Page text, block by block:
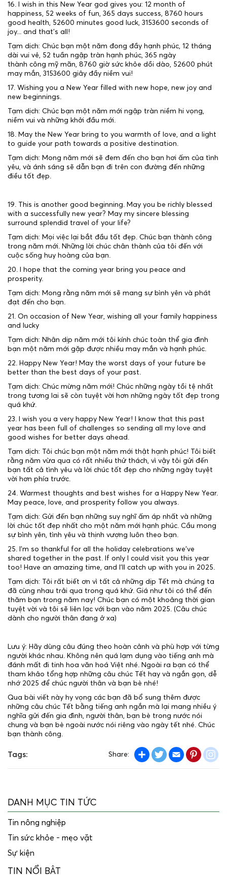
16. I wish in this New Year god gives you: 12 month of
happiness, 52 weeks of fun, 365 days success, 8760 hours
good health, 52600 minutes good luck, 3153600 seconds of
joy... and that's all!
Tạm dịch: Chúc bạn một năm đong đầy hạnh phúc, 12 tháng
dài vui vẻ, 52 tuần ngập tràn hạnh phúc, 365 ngày
thành công mỹ mãn, 8760 giờ sức khỏe dồi dào, 52600 phút
may mắn, 3153600 giây đầy niềm vui!
17. Wishing you a New Year filled with new hope, new joy and
new beginnings.
Tạm dịch: Chúc bạn một năm mới ngập tràn niềm hi vọng,
niềm vui và những khởi đầu mới.
18. May the New Year bring to you warmth of love, and a light
to guide your path towards a positive destination.
Tạm dịch: Mong năm mới sẽ đem đến cho bạn hơi ấm của tình
yêu, và ánh sáng sẽ dẫn bạn đi trên con đường đến những
điều tốt đẹp.
19. This is another good beginning. May you be richly blessed
with a successfully new year? May my sincere blessing
surround splendid travel of your life?
Tạm dịch: Mọi việc lại bắt đầu tốt đẹp. Chúc bạn thành công
trong năm mới. Những lời chúc chân thành của tôi đến với
cuộc sống huy hoàng của bạn.
20. I hope that the coming year bring you peace and
prosperity.
Tạm dịch: Mong rằng năm mới sẽ mang sự bình yên và phát
đạt đến cho bạn.
21. On occasion of New Year, wishing all your family happiness
and lucky
Tạm dịch: Nhân dịp năm mới tôi kính chúc toàn thể gia đình
bạn một năm mới gặp được nhiều may mắn và hạnh phúc.
22. Happy New Year! May the worst days of your future be
better than the best days of your past.
Tạm dịch: Chúc mừng năm mới! Chúc những ngày tồi tệ nhất
trong tương lai sẽ còn tuyệt vời hơn những ngày tốt đẹp trong
quá khứ.
23. I wish you a very happy New Year! I know that this past
year has been full of challenges so sending all my love and
good wishes for better days ahead.
Tạm dịch: Tôi chúc bạn một năm mới thật hạnh phúc! Tôi biết
rằng năm vừa qua có rất nhiều thử thách, vì vậy tôi gửi đến
bạn tất cả tình yêu và lời chúc tốt đẹp cho những ngày tuyệt
vời hơn phía trước.
24. Warmest thoughts and best wishes for a Happy New Year.
May peace, love, and prosperity follow you always.
Tạm dịch: Gửi đến bạn những suy nghĩ ấm áp nhất và những
lời chúc tốt đẹp nhất cho một năm mới hạnh phúc. Cầu mong
sự bình yên, tình yêu và thịnh vượng luôn theo bạn.
25. I’m so thankful for all the holiday celebrations we’ve
shared together in the past. If only I could visit you this year
too! Have an amazing time, and I’ll catch up with you in 2025.
Tạm dịch: Tôi rất biết ơn vì tất cả những dịp Tết mà chúng ta
đã cùng nhau trải qua trong quá khứ. Giá như tôi có thể đến
thăm bạn trong năm nay! Chúc bạn có một khoảng thời gian
tuyệt vời và tôi sẽ liên lạc với bạn vào năm 2025. (Câu chúc
dành cho người thân đang ở xa)
Lưu ý: Hãy dùng câu đúng theo hoàn cảnh và phù hợp với từng
người khác nhau. Không nên quá lạm dụng vào tiếng anh mà
đánh mất đi tinh hoa văn hoá Việt nhé. Ngoài ra bạn có thể
tham khảo tổng hợp những câu chúc Tết hay và ngắn gọn, dễ
nhớ 2025 để chúc người thân và bạn bè nhé!
Qua bài viết này hy vọng các bạn đã bổ sung thêm được
những câu chúc Tết bằng tiếng anh ngắn mà lại mang nhiều ý
nghĩa gửi đến gia đình, người thân, bạn bè trong nước nói
chung và bạn bè ngoài nước nói riêng vào ngày tết nhé. Chúc
bạn thành công.
Tags: Share: Share TwitterEmail
DANH MỤC TIN TỨC
Tin nông nghiệp
Tin sức khỏe - mẹo vặt
Sự kiện
TIN NỔI BẬT